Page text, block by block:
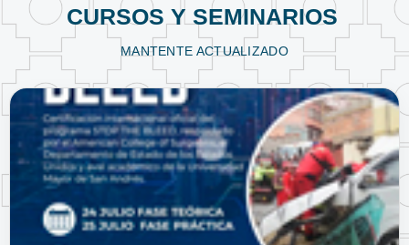
CURSOS Y SEMINARIOS
MANTENTE ACTUALIZADO